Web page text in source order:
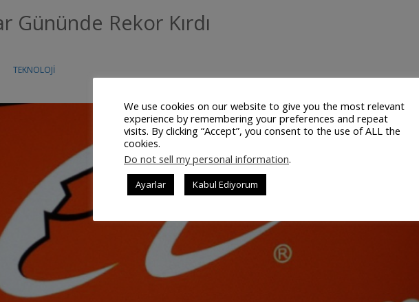
Gününde Rekor Kırdı
TEKNOLOJI
We use cookies on our website to give you the most relevant
experience by remembering your preferences and repeat
visits. By clicking “Accept”, you consent to the use of ALL the
cookies.
Do not sell my personal information.
Ayarlar Kabul Ediyorum